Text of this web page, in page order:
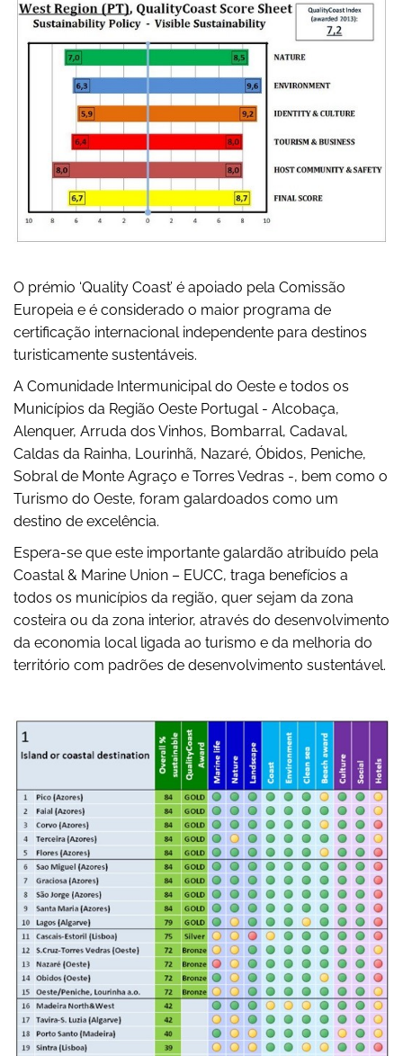
O prémio ‘Quality Coast’ é apoiado pela Comissão
Europeia e é considerado o maior programa de
certificação internacional independente para destinos
turisticamente sustentáveis.
A Comunidade Intermunicipal do Oeste e todos os
Municípios da Região Oeste Portugal - Alcobaça,
Alenquer, Arruda dos Vinhos, Bombarral, Cadaval,
Caldas da Rainha, Lourinhã, Nazaré, Óbidos, Peniche,
Sobral de Monte Agraço e Torres Vedras -, bem como o
Turismo do Oeste, foram galardoados como um
destino de excelência.
Espera-se que este importante galardão atribuído pela
Coastal & Marine Union – EUCC, traga benefícios a
todos os municípios da região, quer sejam da zona
costeira ou da zona interior, através do desenvolvimento
da economia local ligada ao turismo e da melhoria do
território com padrões de desenvolvimento sustentável.